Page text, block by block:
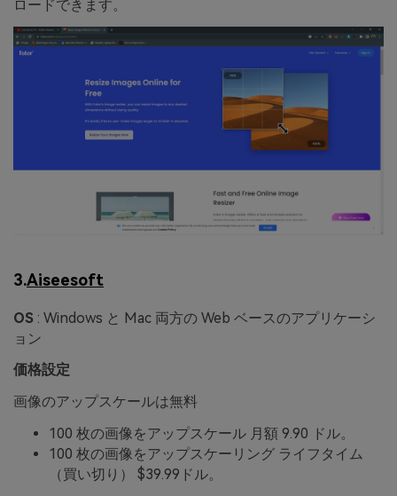
ロードできます。
3.Aiseesoft
OS : Windows と Mac 両方の Web ベースのアプリケーシ
ョン
価格設定
画像のアップスケールは無料
100 枚の画像をアップスケール 月額 9.90 ドル。
100 枚の画像をアップスケーリング ライフタイム
（買い切り） $39.99ドル。